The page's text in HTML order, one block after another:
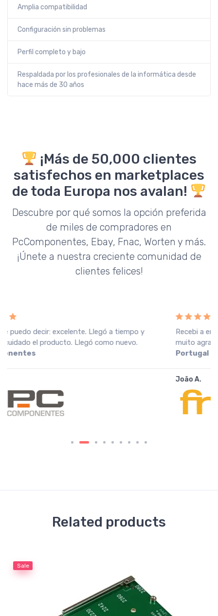
Amplia compatibilidad
Configuración sin problemas
Perfil completo y bajo
Respaldada por los profesionales de la informática desde
hace más de 30 años
¡Más de 50,000 clientes
satisfechos en marketplaces
de toda Europa nos avalan!
Descubre por qué somos la opción preferida
de miles de compradores en
PcComponentes, Ebay, Fnac, Worten y más.
¡Únete a nuestra creciente comunidad de
clientes felices!
Recebi a encomenda em perfeitas condições, o que
muito agradeço. Recomendo o vendedor.
Portugal
Related products
Sale